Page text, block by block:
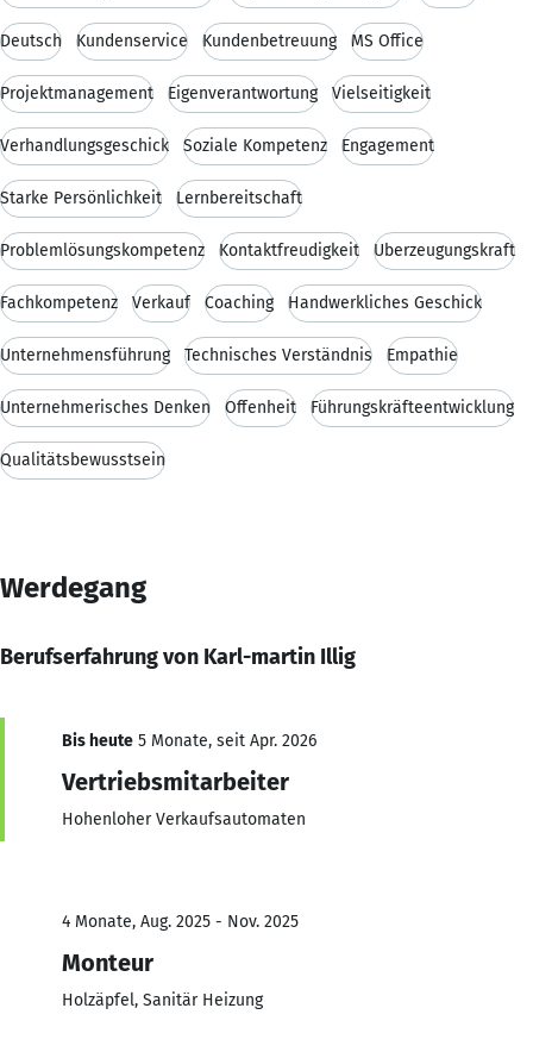
Deutsch Kundenservice Kundenbetreuung MS Office
Projektmanagement Eigenverantwortung Vielseitigkeit
Verhandlungsgeschick Soziale Kompetenz Engagement
Starke Persönlichkeit Lernbereitschaft
Problemlösungskompetenz Kontaktfreudigkeit Überzeugungskraft
Fachkompetenz Verkauf Coaching Handwerkliches Geschick
Unternehmensführung Technisches Verständnis Empathie
Unternehmerisches Denken Offenheit Führungskräfteentwicklung
Qualitätsbewusstsein
Werdegang
Berufserfahrung von Karl-martin Illig
Bis heute 5 Monate, seit Apr. 2026
Vertriebsmitarbeiter
Hohenloher Verkaufsautomaten
4 Monate, Aug. 2025 - Nov. 2025
Monteur
Holzäpfel, Sanitär Heizung